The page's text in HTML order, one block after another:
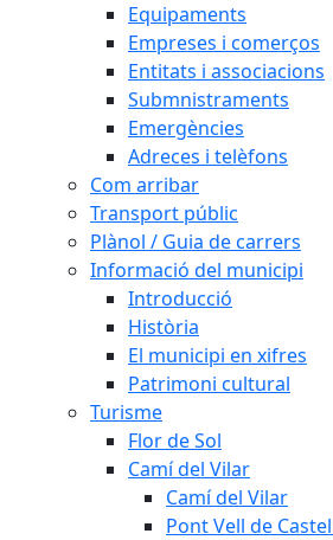
Equipaments
Empreses i comerços
Entitats i associacions
Submnistraments
Emergències
Adreces i telèfons
Com arribar
Transport públic
Plànol / Guia de carrers
Informació del municipi
Introducció
Història
El municipi en xifres
Patrimoni cultural
Turisme
Flor de Sol
Camí del Vilar
Camí del Vilar
Pont Vell de